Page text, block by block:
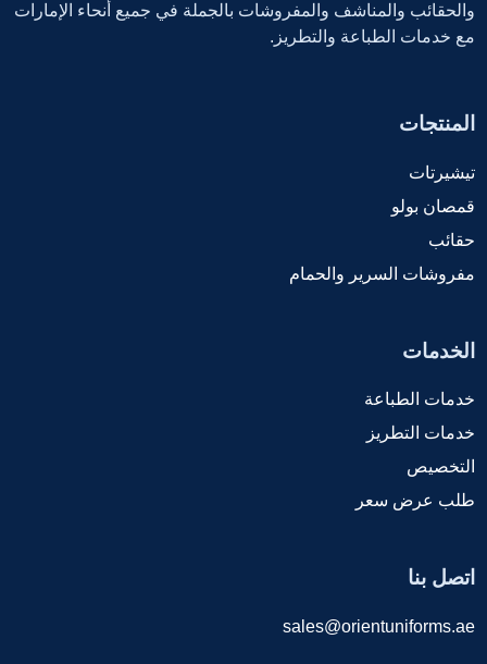
والحقائب والمناشف والمفروشات بالجملة في جميع أنحاء الإمارات
مع خدمات الطباعة والتطريز.
المنتجات
تيشيرتات
قمصان بولو
حقائب
مفروشات السرير والحمام
الخدمات
خدمات الطباعة
خدمات التطريز
التخصيص
طلب عرض سعر
اتصل بنا
sales@orientuniforms.ae